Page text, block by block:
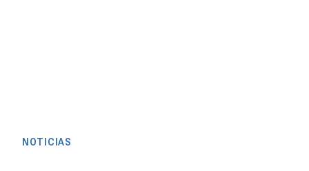
NOTICIAS